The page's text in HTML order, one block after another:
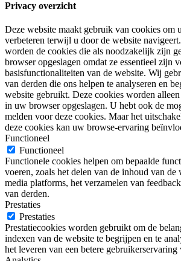
Privacy overzicht
Deze website maakt gebruik van cookies om
verbeteren terwijl u door de website
worden de cookies die als noodzakelijk zijn
browser opgeslagen omdat ze essentieel zijn
basisfunctionaliteiten van de website. Wij
van derden die ons helpen te analyseren en
website gebruikt. Deze cookies worden
in uw browser opgeslagen. U hebt ook de
melden voor deze cookies. Maar het
deze cookies kan uw browse-ervaring
Functioneel
Functioneel
Functionele cookies helpen om bepaalde
voeren, zoals het delen van de inhoud van de
media platforms, het verzamelen van
van derden.
Prestaties
Prestaties
Prestatiecookies worden gebruikt om de
indexen van de website te begrijpen en te
het leveren van een betere gebruikerservaring